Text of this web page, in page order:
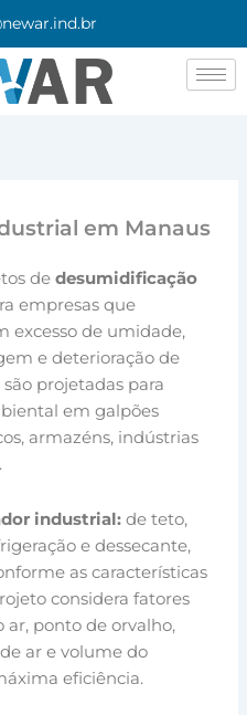
em Manaus
dedesumidificação
empresas que
excesso de umidade,
e deterioração de
são projetadas para
em galpões
armazéns, indústrias
industrial:de teto,
e dessecante,
as características
considera fatores
ponto de orvalho,
ar e volume do
eficiência.